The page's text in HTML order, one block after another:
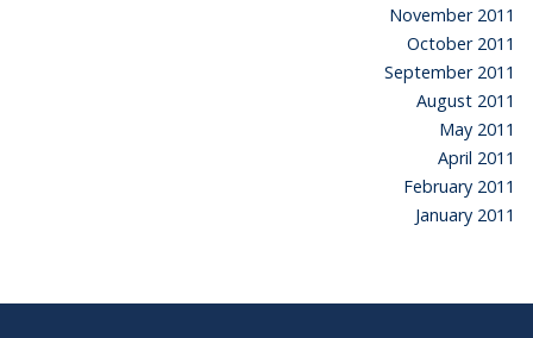
November 2011
October 2011
September 2011
August 2011
May 2011
April 2011
February 2011
January 2011